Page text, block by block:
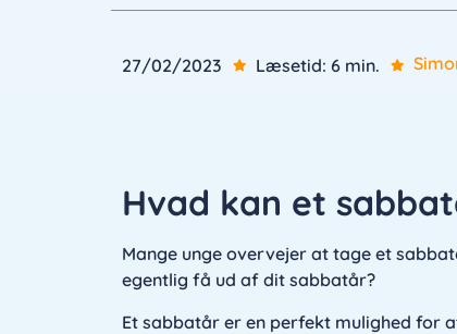
27/02/2023 Læsetid: 6 min.
Hvad kan et
Mange unge overvejer at tage et
egentlig få ud af dit sabbatår?
Et sabbatår er en perfekt mulighed for